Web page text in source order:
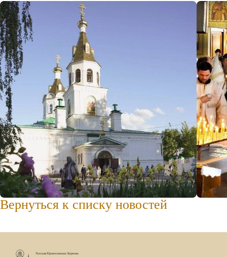
Вернуться к списку новостей